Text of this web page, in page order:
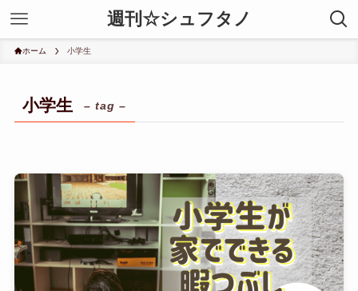
週刊☆シュフタノ
ホーム 小学生
小学生 – tag –